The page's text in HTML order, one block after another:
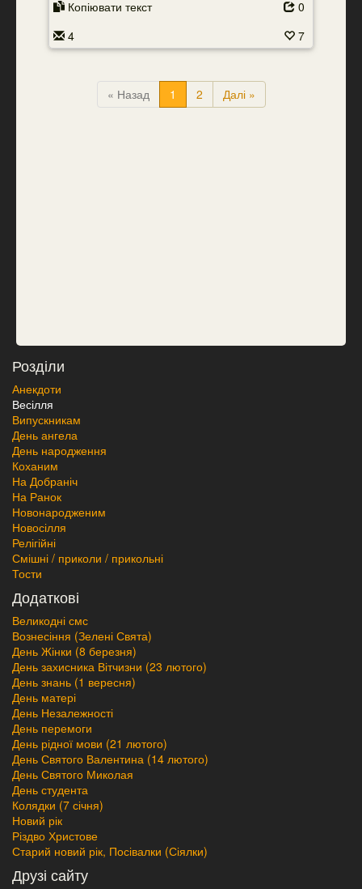
Копіювати текст
0
4
7
« Назад 1 2 Далі »
Розділи
Анекдоти
Весілля
Випускникам
День ангела
День народження
Коханим
На Добраніч
На Ранок
Новонародженим
Новосілля
Релігійні
Смішні / приколи / прикольні
Тости
Додаткові
Великодні смс
Вознесіння (Зелені Свята)
День Жінки (8 березня)
День захисника Вітчизни (23 лютого)
День знань (1 вересня)
День матері
День Незалежності
День перемоги
День рідної мови (21 лютого)
День Святого Валентина (14 лютого)
День Святого Миколая
День студента
Колядки (7 січня)
Новий рік
Різдво Христове
Старий новий рік, Посівалки (Сіялки)
Друзі сайту